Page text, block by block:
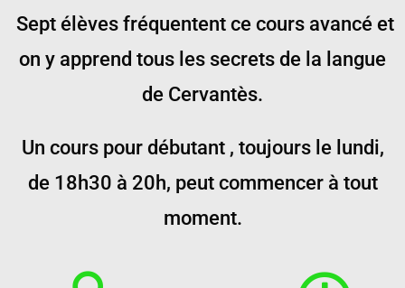
Sept élèves fréquentent ce cours avancé et
on y apprend tous les secrets de la langue
de Cervantès.
Un cours pour débutant , toujours le lundi,
de 18h30 à 20h, peut commencer à tout
moment.